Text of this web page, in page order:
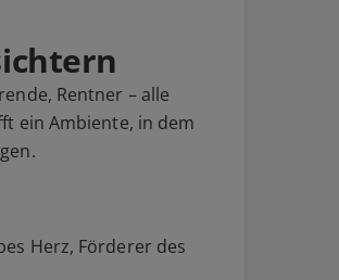
Rentner – alle
ein Ambiente, in dem
Herz, Förderer des